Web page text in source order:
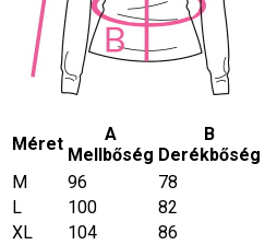
Méret
A
Mellbőség
B
Derékbőség
M
96 78
L
100 82
XL
104 86